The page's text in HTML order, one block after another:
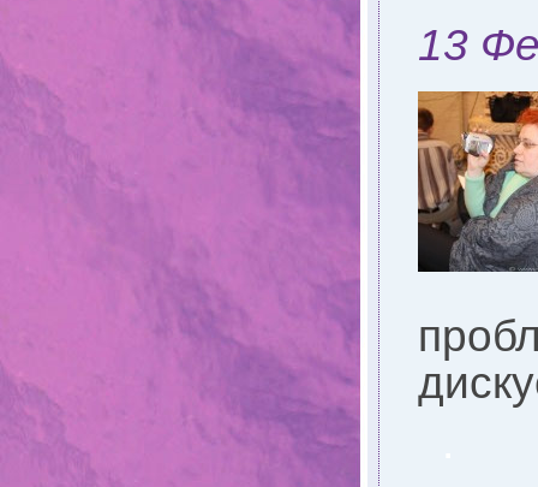
13